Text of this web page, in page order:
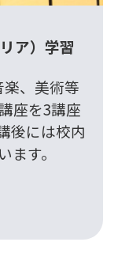
ア）学習
、美術等
座を3講座
後には校内
す。